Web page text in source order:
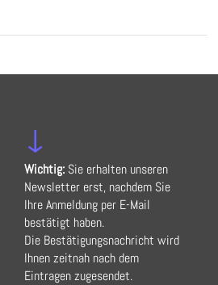
↓
Wichtig:Sie erhalten unseren
Newsletter erst, nachdem Sie
Ihre Anmeldung per E-Mail
bestätigt haben.
Die Bestätigungsnachricht wird
Ihnen zeitnah nach dem
Eintragen zugesendet.